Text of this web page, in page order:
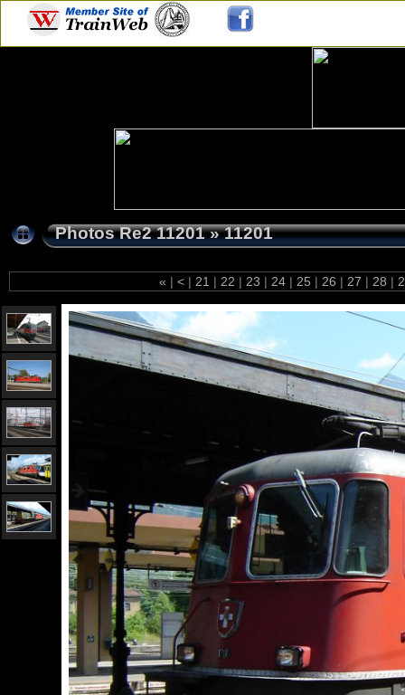
Photos Re2 11201»11201
« | < | 21 | 22 | 23 | 24 | 25 | 26 | 27 | 28 |